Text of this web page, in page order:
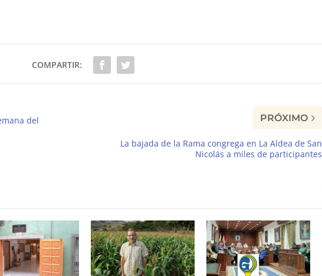
COMPARTIR:
del
PRÓXIMO
La bajada de la Rama congrega en La Aldea de San
Nicolás a miles de participantes